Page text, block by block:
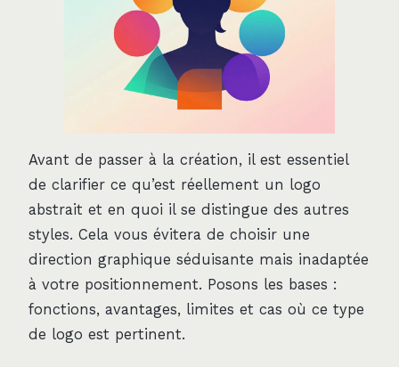
Avant de passer à la création, il est essentiel
de clarifier ce qu’est réellement un logo
abstrait et en quoi il se distingue des autres
styles. Cela vous évitera de choisir une
direction graphique séduisante mais inadaptée
à votre positionnement. Posons les bases :
fonctions, avantages, limites et cas où ce type
de logo est pertinent.